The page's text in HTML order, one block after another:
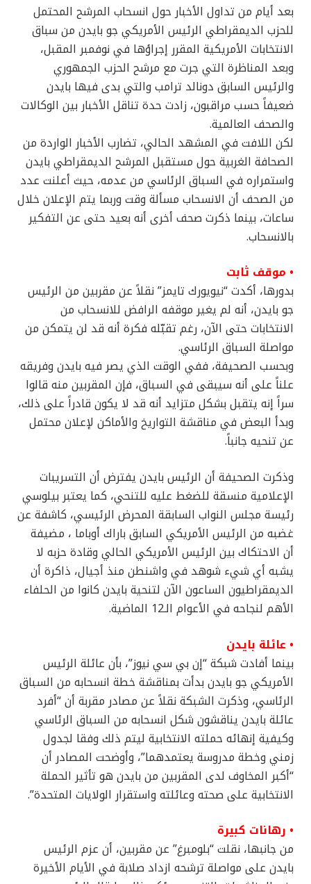
بعد أيام من تداول الأخبار حول انسحاب المرشح المحتمل
للحزب الديمقراطي الرئيس الأمريكي جو بايدن من سباق
الانتخابات الأمريكية المقرر إجراؤها في نوفمبر المقبل،
وبعد المناظرة التي جرت مع مرشح الحزب الجمهوري
والرئيس السابق دونالد ترامب والتي بدى فيها بايدن
ضعيفاً حسب مراقبون، زادت حدة تناقل الأخبار بين الوكالات
والصحف العالمية.
لكن اللافت في المشهد الحالي، تضارب الأخبار الواردة من
الصحافة الغربية حول مستقبل المرشح الديمقراطي بايدن
واستمراره في السباق الرئاسي من عدمه، حيث أعلنت عدد
من الصحف أن الانسحاب مسألة وقت وربما يتم الإعلان خلال
ساعات، بينما ذكرت صحف أخرى أنه بعيد حتى عن التفكير
بالانسحاب.
• موقف ثابت
بدورها، أكدت “نيويورك تايمز” نقلاً عن مقربين من الرئيس
جو بايدن، أنه لم يغير موقفه الرافض للانسحاب من
الانتخابات حتى الآن، رغم تقبّله فكرة أنه قد لن يتمكن من
مواصلة السباق الرئاسي.
وبحسب الصحيفة، ففي الوقت الذي يصر فيه بايدن وفريقه
علناً على أنه سيبقى في السباق، فإن المقربين منه قالوا
سراً إنه يتقبل بشكل متزايد أنه قد لا يكون قادراً على ذلك،
وبدأ البعض في مناقشة التواريخ والأماكن لإعلان محتمل
عن تنحيه جانباً.
وذكرت الصحيفة أن الرئيس بايدن يفترض أن التسريبات
الإعلامية منسقة للضغط عليه للتنحي، كما يعتبر بيلوسي
رئيسة مجلس النواب السابقة المحرض الرئيسي، كاشفة عن
غضبه من الرئيس الأمريكي السابق باراك أوباما ، مضيفة
أن الاحتكاك بين الرئيس الأمريكي الحالي وقادة حزبه لا
يشبه أي شيء شوهد في واشنطن منذ أجيال، ذاكرة أن
الديمقراطيون الساعون الآن لتنحية بايدن كانوا من الحلفاء
الأهم لنجاحه في الأعوام الـ12 الماضية.
• عائلة بايدن
بينما أفادت شبكة “إن بي سي نيوز”، بأن عائلة الرئيس
الأمريكي جو بايدن بدأت بمناقشة خطة انسحابه من السباق
الرئاسي، وذكرت الشبكة نقلاً عن مصادر مقربة أن “أفرد
عائلة بايدن يناقشون شكل انسحابه من السباق الرئاسي
وكيفية إنهائه حملته الانتخابية ليتم ذلك وفقا لجدول
زمني وخطة مدروسة يعتمدهما”، وأوضحت المصادر أن
“أكبر المخاوف لدى المقربين من بايدن هو تأثير الحملة
الانتخابية على صحته وعائلته واستقرار الولايات المتحدة”.
• رهانات كبيرة
من جانبها، نقلت “بلومبرغ” عن مقربين، أن عزم الرئيس
بايدن على مواصلة ترشحه ازداد صلابة في الأيام الأخيرة